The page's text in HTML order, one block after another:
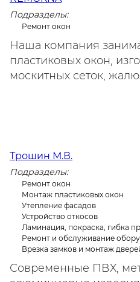
Подразделы:
Ремонт окон
Наша компания
пластиковых окон,
москитных сеток,
Трошин М.В.
Подразделы:
Ремонт окон
Монтаж пластиковых окон
Утепление фасадов
Устройство откосов
Ламинация, покраска, гибка
Ремонт и обслуживание
Врезка замков и монтаж
Современные ПВХ,